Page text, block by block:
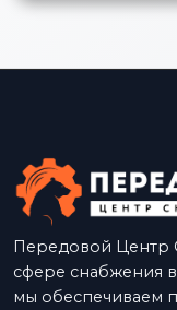
Передовой Центр
сфере снабжения
мы обеспечиваем